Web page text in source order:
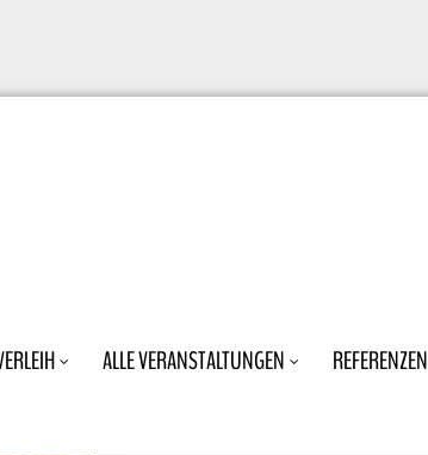
ALLE VERANSTALTUNGEN REFERENZEN